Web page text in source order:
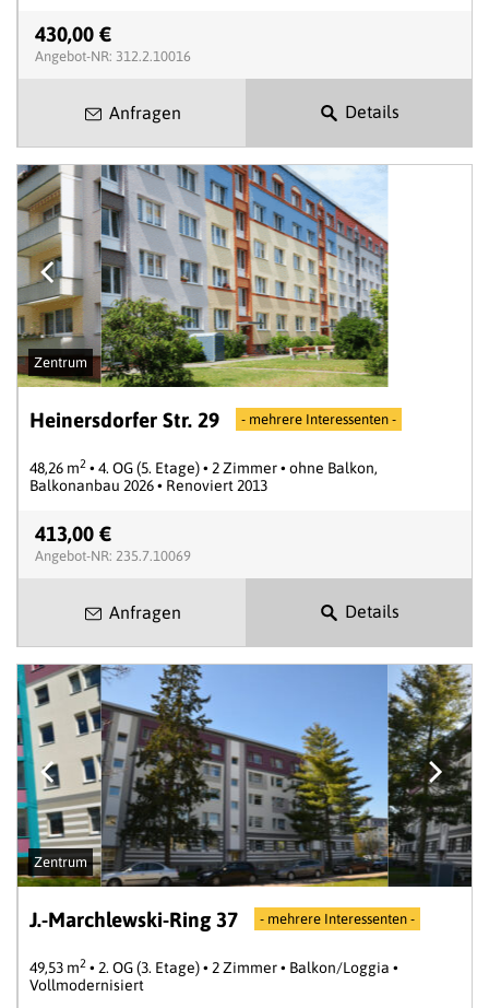
430,00 €
Angebot-NR: 312.2.10016
Anfragen Details
Zentrum
Heinersdorfer Str. 29 - mehrere Interessenten -
48,26 m2 • 4. OG (5. Etage) • 2 Zimmer • ohne Balkon,
Balkonanbau 2026 • Renoviert 2013
413,00 €
Angebot-NR: 235.7.10069
Anfragen Details
Zentrum
J.-Marchlewski-Ring 37 - mehrere Interessenten -
49,53 m2 • 2. OG (3. Etage) • 2 Zimmer • Balkon/Loggia •
Vollmodernisiert